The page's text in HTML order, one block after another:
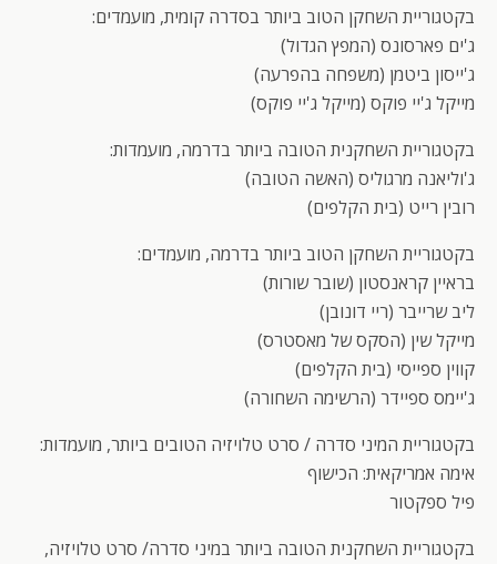
בקטגוריית השחקן הטוב ביותר בסדרה קומית, מועמדים:
ג'ים פארסונס (המפץ הגדול)
ג'ייסון ביטמן (משפחה בהפרעה)
מייקל ג'יי פוקס (מייקל ג'יי פוקס)
בקטגוריית השחקנית הטובה ביותר בדרמה, מועמדות:
ג'וליאנה מרגוליס (האשה הטובה)
רובין רייט (בית הקלפים)
בקטגוריית השחקן הטוב ביותר בדרמה, מועמדים:
בראיין קראנסטון (שובר שורות)
ליב שרייבר (ריי דונובן)
מייקל שין (הסקס של מאסטרס)
קווין ספייסי (בית הקלפים)
ג'יימס ספיידר (הרשימה השחורה)
בקטגוריית המיני סדרה / סרט טלויזיה הטובים ביותר, מועמדות:
אימה אמריקאית: הכישוף
פיל ספקטור
בקטגוריית השחקנית הטובה ביותר במיני סדרה/ סרט טלויזיה,